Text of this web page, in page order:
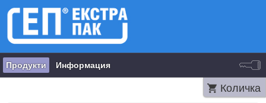
Продукти Информация
Количка